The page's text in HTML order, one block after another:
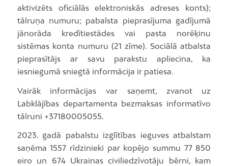
aktivizēts oficiālās elektroniskās adreses konts);
tālruņa numuru; pabalsta pieprasījuma gadījumā
jānorāda kredītiestādes vai pasta norēķinu
sistēmas konta numuru (21 zīme). Sociālā atbalsta
pieprasītājs ar savu parakstu apliecina, ka
iesniegumā sniegtā informācija ir patiesa.
Vairāk informācijas var saņemt, zvanot uz
Labklājības departamenta bezmaksas informatīvo
tālruni +37180005055.
2023. gadā pabalstu izglītības ieguves atbalstam
saņēma 1557 rīdzinieki par kopējo summu 77 850
eiro un 674 Ukrainas civiliedzīvotāju bērni, kam